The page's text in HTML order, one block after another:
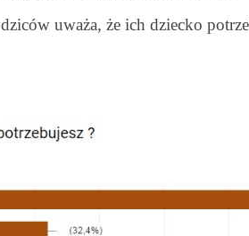
uważa, że ich dziecko